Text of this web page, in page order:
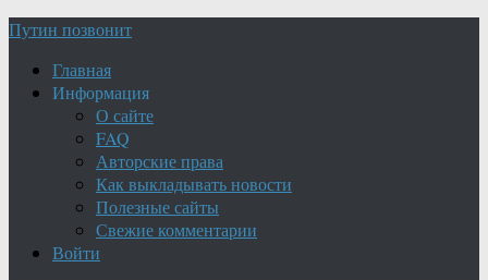
Путин позвонит
Главная
Информация
О сайте
FAQ
Авторские права
Как выкладывать новости
Полезные сайты
Свежие комментарии
Войти